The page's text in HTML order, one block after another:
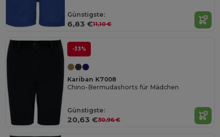
Günstigste:
6,83 €11,10 €
-33%
Kariban K7008
Chino-Bermudashorts für Mädchen
Günstigste:
20,63 €30,96 €